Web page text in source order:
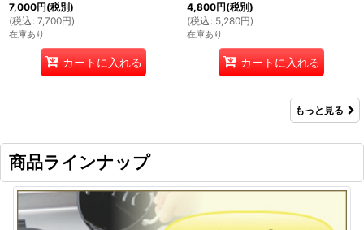
7,000円(税別)
(税込 : 7,700円)
在庫あり
カートに入れる
4,800円(税別)
(税込 : 5,280円)
在庫あり
カートに入れる
もっと見る
商品ラインナップ